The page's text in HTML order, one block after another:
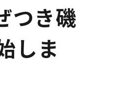
つき磯
しま